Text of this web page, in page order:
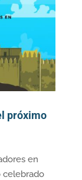
próximo
en
celebrado